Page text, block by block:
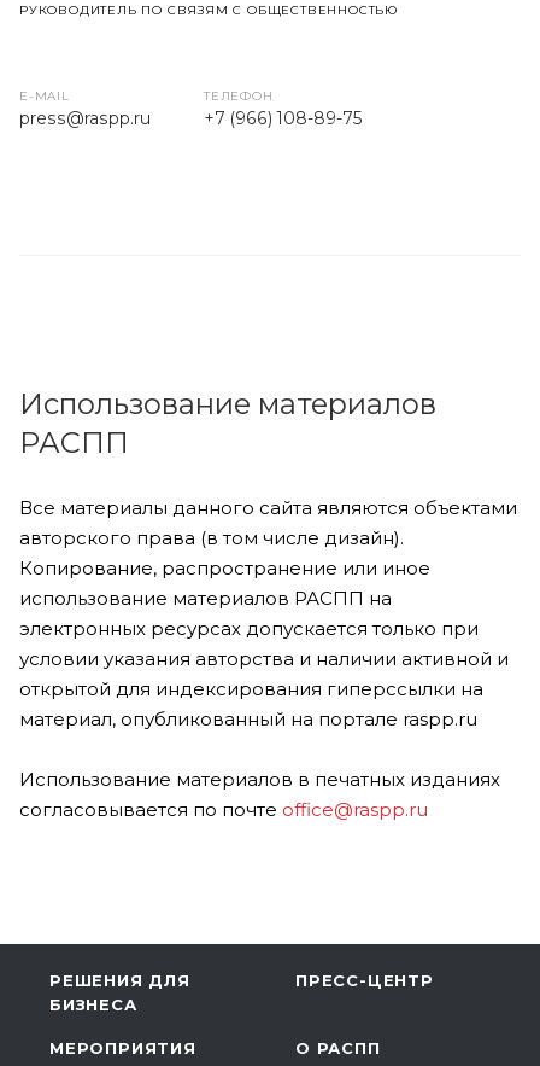
РУКОВОДИТЕЛЬ ПО СВЯЗЯМ С ОБЩЕСТВЕННОСТЬЮ
E-MAIL
press@raspp.ru
ТЕЛЕФОН
+7 (966) 108-89-75
Использование материалов
РАСПП
Все материалы данного сайта являются объектами
авторского права (в том числе дизайн).
Копирование, распространение или иное
использование материалов РАСПП на
электронных ресурсах допускается только при
условии указания авторства и наличии активной и
открытой для индексирования гиперссылки на
материал, опубликованный на портале raspp.ru
Использование материалов в печатных изданиях
согласовывается по почте office@raspp.ru
РЕШЕНИЯ ДЛЯ
БИЗНЕСА
ПРЕСС-ЦЕНТР
МЕРОПРИЯТИЯ О РАСПП